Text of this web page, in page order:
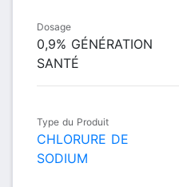
Dosage
0,9% GÉNÉRATION
SANTÉ
Type du Produit
CHLORURE DE
SODIUM